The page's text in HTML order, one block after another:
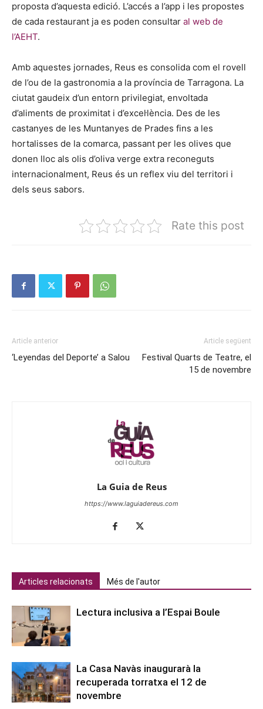
proposta d’aquesta edició. L’accés a l’app i les propostes
de cada restaurant ja es poden consultar al web de
l’AEHT.
Amb aquestes jornades, Reus es consolida com el rovell
de l’ou de la gastronomia a la província de Tarragona. La
ciutat gaudeix d’un entorn privilegiat, envoltada
d’aliments de proximitat i d’excel·lència. Des de les
castanyes de les Muntanyes de Prades fins a les
hortalisses de la comarca, passant per les olives que
donen lloc als olis d’oliva verge extra reconeguts
internacionalment, Reus és un reflex viu del territori i
dels seus sabors.
Rate this post
Article anterior
‘Leyendas del Deporte’ a Salou
Article següent
Festival Quarts de Teatre, el
15 de novembre
La Guia de Reus
https://www.laguiadereus.com
Articles relacionats Més de l'autor
Lectura inclusiva a l’Espai Boule
La Casa Navàs inaugurarà la
recuperada torratxa el 12 de
novembre